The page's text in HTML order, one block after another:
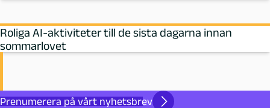
Roliga AI-aktiviteter till de sista dagarna innan
sommarlovet
Prenumerera på vårt nyhetsbrev